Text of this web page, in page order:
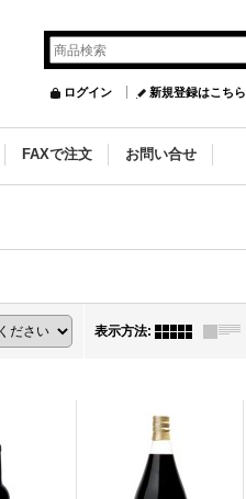
ログイン 新規登録はこちら
FAXで注文 お問い合せ
表示方法: